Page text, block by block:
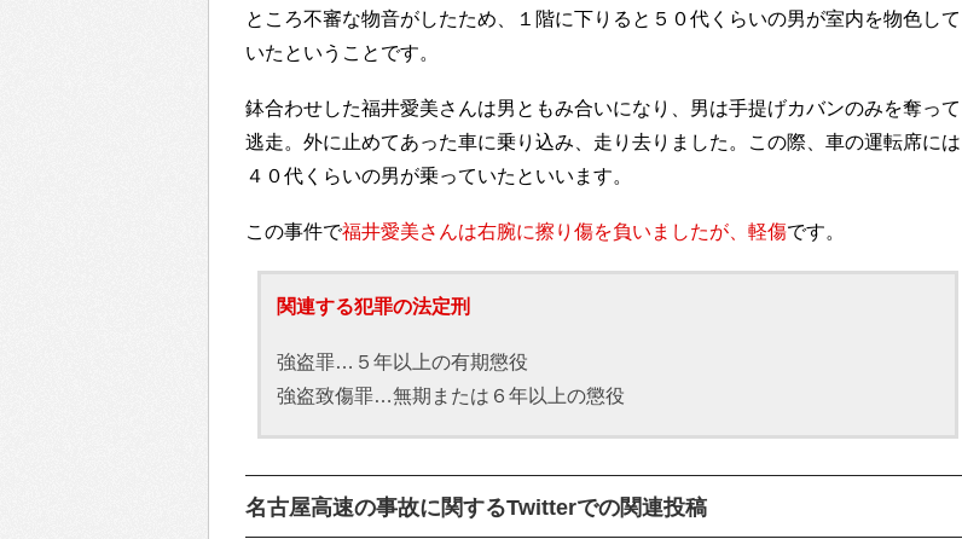
ところ不審な物音がしたため、１階に下りると５０代くらいの男が室内を物色して
いたということです。
鉢合わせした福井愛美さんは男ともみ合いになり、男は手提げカバンのみを奪って
逃走。外に止めてあった車に乗り込み、走り去りました。この際、車の運転席には
４０代くらいの男が乗っていたといいます。
この事件で福井愛美さんは右腕に擦り傷を負いましたが、軽傷です。
関連する犯罪の法定刑
強盗罪…５年以上の有期懲役
強盗致傷罪…無期または６年以上の懲役
名古屋高速の事故に関するTwitterでの関連投稿